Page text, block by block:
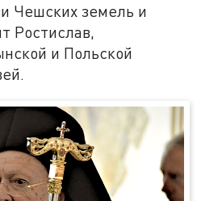
Чешских земель и
Ростислав,
и Польской